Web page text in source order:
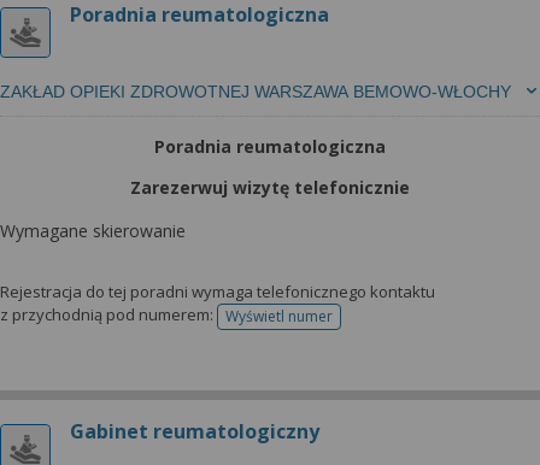
Poradnia reumatologiczna
ZAKŁAD OPIEKI ZDROWOTNEJ WARSZAWA BEMOWO-WŁOCHY
Poradnia reumatologiczna
Zarezerwuj wizytę telefonicznie
Wymagane skierowanie
Rejestracja do tej poradni wymaga telefonicznego kontaktu
z przychodnią pod numerem:
Wyświetl numertelefonu do rejestracji
Gabinet reumatologiczny